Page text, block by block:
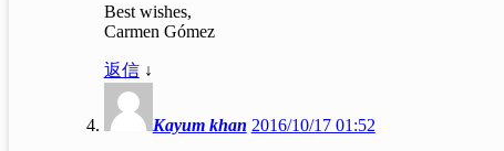
Best wishes,
Carmen Gómez
返信 ↓
Kayum khan 2016/10/17 01:52